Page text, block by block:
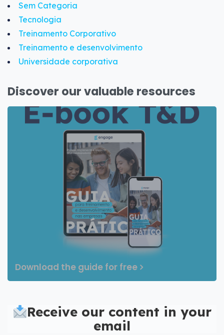
Sem Categoria
Tecnologia
Treinamento Corporativo
Treinamento e desenvolvimento
Universidade corporativa
Discover our valuable resources
Download the guide for free
Receive our content in your
email